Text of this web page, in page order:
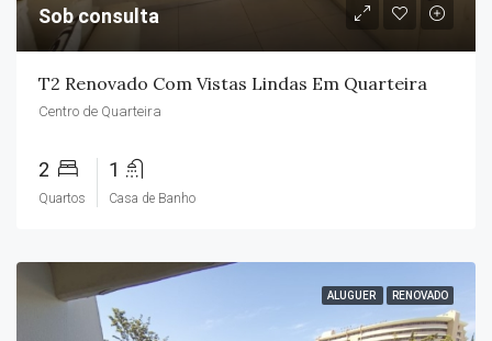
Sob consulta
T2 Renovado Com Vistas Lindas Em Quarteira
Centro de Quarteira
2
Quartos
1
Casa de Banho
ALUGUER RENOVADO